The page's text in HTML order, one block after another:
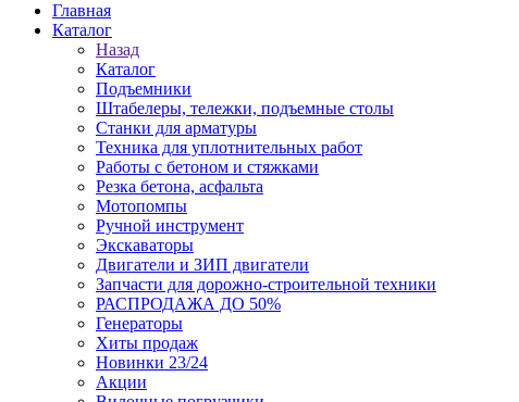
Главная
Каталог
Назад
Каталог
Подъемники
Штабелеры, тележки, подъемные столы
Станки для арматуры
Техника для уплотнительных работ
Работы с бетоном и стяжками
Резка бетона, асфальта
Мотопомпы
Ручной инструмент
Экскаваторы
Двигатели и ЗИП двигатели
Запчасти для дорожно-строительной техники
РАСПРОДАЖА ДО 50%
Генераторы
Хиты продаж
Новинки 23/24
Акции